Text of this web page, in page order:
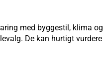
med byggestil, klima og
De kan hurtigt vurdere